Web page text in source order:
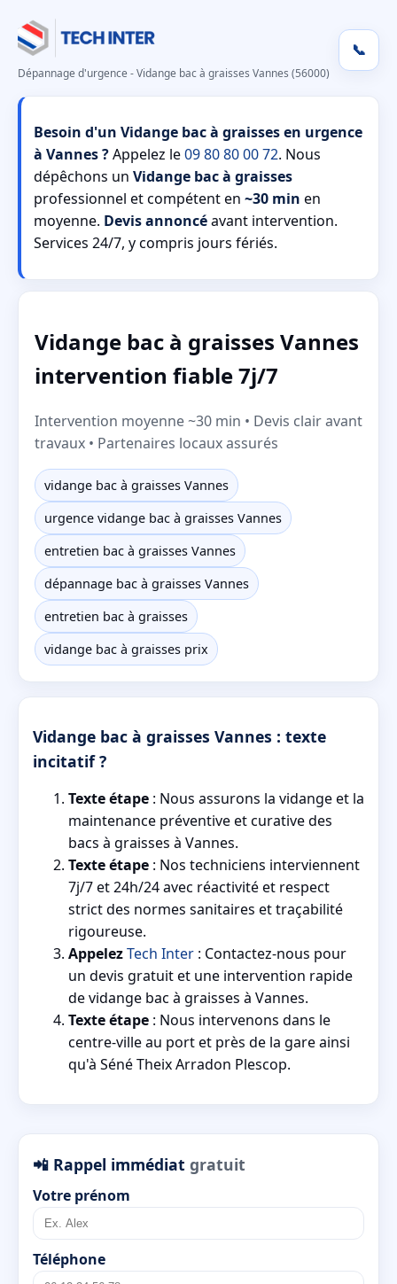
Dépannage d'urgence - Vidange bac à graisses Vannes (56000)
📞
Besoin d'un Vidange bac à graisses en urgence
à Vannes ?Appelez le09 80 80 00 72. Nous
dépêchons un Vidange bac à graisses
professionnel et compétent en ~30 min en
moyenne. Devis annoncéavant intervention.
Services 24/7, y compris jours fériés.
Vidange bac à graisses Vannes
intervention fiable 7j/7
Intervention moyenne ~30 min • Devis clair avant
travaux • Partenaires locaux assurés
vidange bac à graisses Vannes
urgence vidange bac à graisses Vannes
entretien bac à graisses Vannes
dépannage bac à graisses Vannes
entretien bac à graisses
vidange bac à graisses prix
Vidange bac à graisses Vannes : texte
incitatif ?
Texte étape : Nous assurons la vidange et la
maintenance préventive et curative des
bacs à graisses à Vannes.
Texte étape : Nos techniciens interviennent
7j/7 et 24h/24 avec réactivité et respect
strict des normes sanitaires et traçabilité
rigoureuse.
AppelezTech Inter : Contactez-nous pour
un devis gratuit et une intervention rapide
de vidange bac à graisses à Vannes.
Texte étape : Nous intervenons dans le
centre-ville au port et près de la gare ainsi
qu'à Séné Theix Arradon Plescop.
📲 Rappel immédiat gratuit
Votre prénom
Téléphone